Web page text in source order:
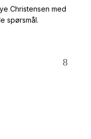
Christensen med
spørsmål.